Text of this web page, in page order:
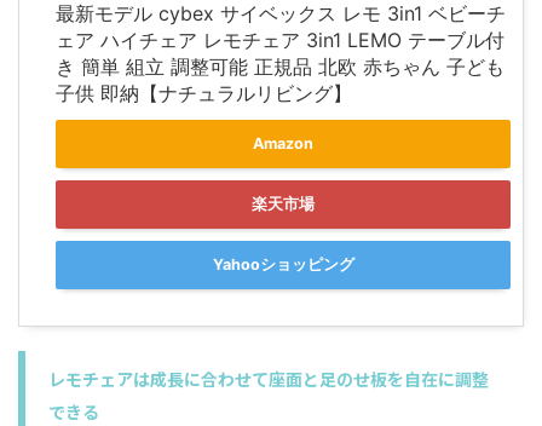
最新モデル cybex サイベックス レモ 3in1 ベビーチ
ェア ハイチェア レモチェア 3in1 LEMO テーブル付
き 簡単 組立 調整可能 正規品 北欧 赤ちゃん 子ども
子供 即納【ナチュラルリビング】
Amazon
楽天市場
Yahooショッピング
レモチェアは成長に合わせて座面と足のせ板を自在に調整
できる